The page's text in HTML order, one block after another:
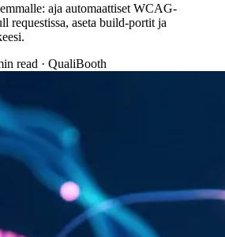
aja automaattiset WCAG-
requestissa, aseta build-portit ja
read · QualiBooth